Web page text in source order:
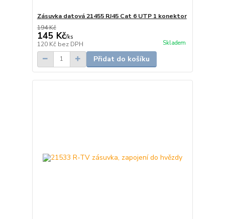
Zásuvka datová 21455 RJ45 Cat 6 UTP 1 konektor
194 Kč
145 Kč/ks
120 Kč bez DPH Skladem
Přidat do košíku